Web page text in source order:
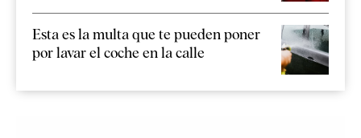
Esta es la multa que te pueden poner
por lavar el coche en la calle